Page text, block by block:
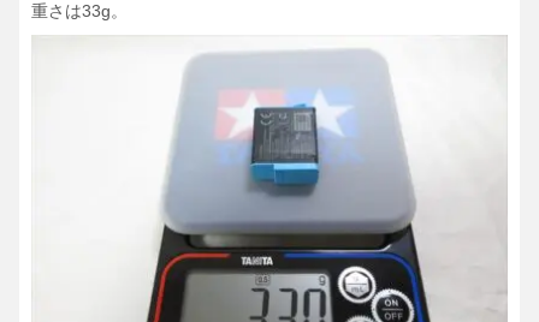
重さは33g。